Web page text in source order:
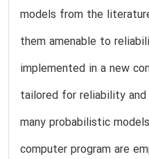
models from the
them amenable to
implemented in a new
tailored for reliability
many probabilistic
computer program are